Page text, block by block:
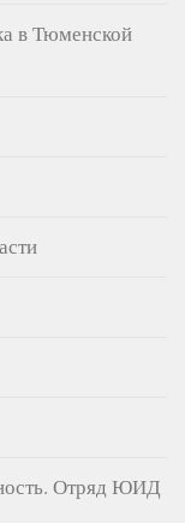
в Тюменской
Отряд ЮИД